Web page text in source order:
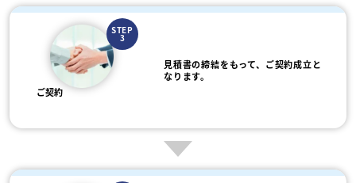
STEP
3
ご契約
見積書の締結をもって、ご契約成立と
なります。